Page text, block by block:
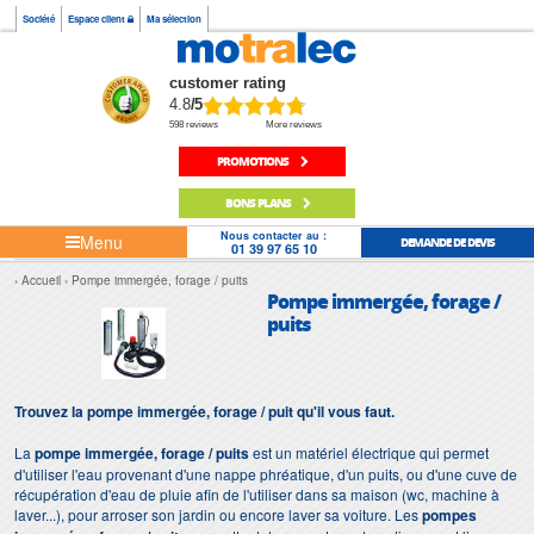
Société Espace client Ma sélection
customer rating
4.8/5
598 reviews More reviews
PROMOTIONS
BONS PLANS
Menu Nous contacter au :
01 39 97 65 10 DEMANDE DE DEVIS
Accueil Pompe immergée, forage / puits
Pompe immergée, forage /
puits
Trouvez la pompe immergée, forage / puit qu'il vous faut.
La pompe immergée,forage / puitsest un matériel électrique qui permet
d'utiliser l'eau provenant d'une nappe phréatique, d'un puits, ou d'une cuve de
récupération d'eau de pluie afin de l'utiliser dans sa maison (wc, machine à
laver...), pour arroser son jardin ou encore laver sa voiture. Lespompes